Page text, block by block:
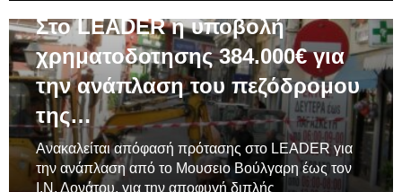
Στο LEADER η υποβολή
χρηματοδοτησης 384.000€ για
την ανάπλαση του πεζόδρομου
της…
Ανακαλείται απόφασή πρότασης στο LEADER για
την ανάπλαση από το Μουσειο Βούλγαρη έως τον
Ι.Ν. Δονάτου, για την αποφυγή διπλής